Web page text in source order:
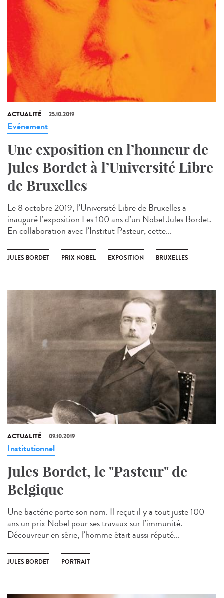
ACTUALITÉ 25.10.2019
Evénement
Une exposition en l’honneur de
Jules Bordet à l’Université Libre
de Bruxelles
Le 8 octobre 2019, l’Université Libre de Bruxelles a
inauguré l’exposition Les 100 ans d’un Nobel Jules Bordet.
En collaboration avec l’Institut Pasteur, cette...
JULES BORDET PRIX NOBEL EXPOSITION BRUXELLES
ACTUALITÉ 09.10.2019
Institutionnel
Jules Bordet, le "Pasteur" de
Belgique
Une bactérie porte son nom. Il reçut il y a tout juste 100
ans un prix Nobel pour ses travaux sur l’immunité.
Découvreur en série, l’homme était aussi réputé...
JULES BORDET PORTRAIT